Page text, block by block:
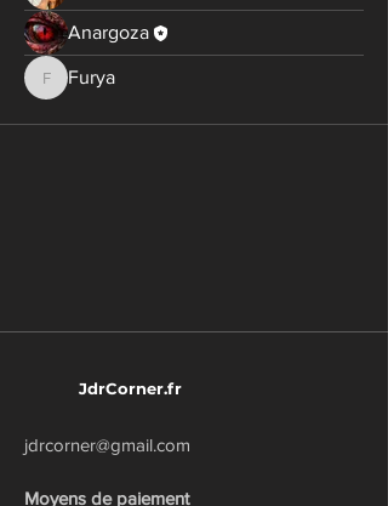
Anargoza
Furya
Furya
JdrCorner.fr
jdrcorner@gmail.com
Moyens de paiement